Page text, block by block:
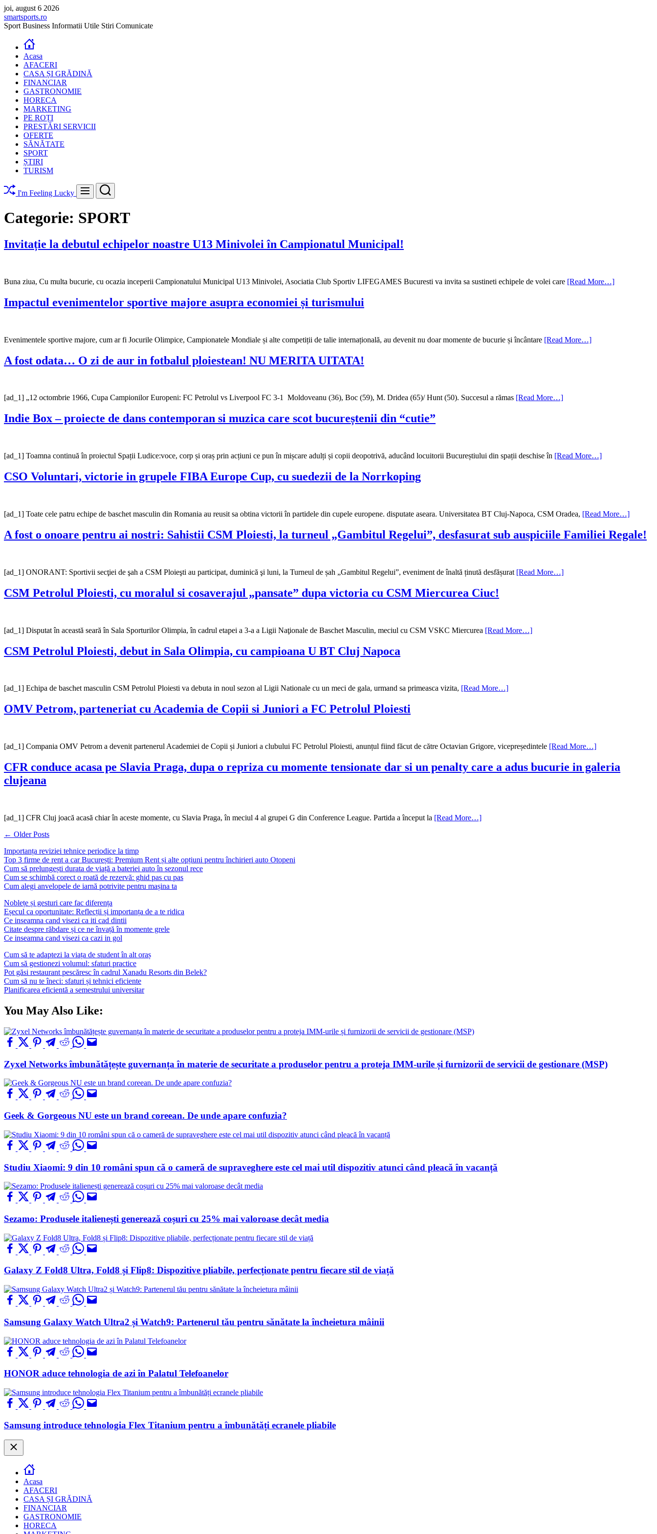
Skip
to
content
joi, august 6 2026
smartsports.ro
Sport Business Informatii Utile Stiri Comunicate
Acasa
AFACERI
CASA ȘI GRĂDINĂ
FINANCIAR
GASTRONOMIE
HORECA
MARKETING
PE ROȚI
PRESTĂRI SERVICII
OFERTE
SĂNĂTATE
SPORT
ȘTIRI
TURISM
I'm Feeling Lucky Menu Search
Categorie: SPORT
Invitație la debutul echipelor noastre U13 Minivolei în Campionatul Municipal!
Buna ziua, Cu multa bucurie, cu ocazia inceperii Campionatului Municipal U13 Minivolei, Asociatia Club Sportiv LIFEGAMES Bucuresti va invita sa sustineti echipele de volei care [Read More…]
Impactul evenimentelor sportive majore asupra economiei și turismului
Evenimentele sportive majore, cum ar fi Jocurile Olimpice, Campionatele Mondiale și alte competiții de talie internațională, au devenit nu doar momente de bucurie și încântare [Read More…]
A fost odata… O zi de aur in fotbalul ploiestean! NU MERITA UITATA!
[ad_1] „12 octombrie 1966, Cupa Campionilor Europeni: FC Petrolul vs Liverpool FC 3-1 Moldoveanu (36), Boc (59), M. Dridea (65)/ Hunt (50). Succesul a rămas [Read More…]
Indie Box – proiecte de dans contemporan si muzica care scot bucureștenii din “cutie”
[ad_1] Toamna continuă în proiectul Spații Ludice:voce, corp și oraș prin acțiuni ce pun în mișcare adulți și copii deopotrivă, aducând locuitorii Bucureștiului din spații deschise în [Read More…]
CSO Voluntari, victorie in grupele FIBA Europe Cup, cu suedezii de la Norrkoping
[ad_1] Toate cele patru echipe de baschet masculin din Romania au reusit sa obtina victorii în partidele din cupele europene. disputate aseara. Universitatea BT Cluj-Napoca, CSM Oradea, [Read More…]
A fost o onoare pentru ai nostri: Sahistii CSM Ploiesti, la turneul „Gambitul Regelui”, desfasurat sub auspiciile Familiei Regale!
[ad_1] ONORANT: Sportivii secţiei de şah a CSM Ploieşti au participat, duminică şi luni, la Turneul de șah „Gambitul Regelui”, eveniment de înaltă ținută desfășurat [Read More…]
CSM Petrolul Ploiesti, cu moralul si cosaverajul „pansate” dupa victoria cu CSM Miercurea Ciuc!
[ad_1] Disputat în această seară în Sala Sporturilor Olimpia, în cadrul etapei a 3-a a Ligii Naţionale de Baschet Masculin, meciul cu CSM VSKC Miercurea [Read More…]
CSM Petrolul Ploiesti, debut in Sala Olimpia, cu campioana U BT Cluj Napoca
[ad_1] Echipa de baschet masculin CSM Petrolul Ploiesti va debuta in noul sezon al Ligii Nationale cu un meci de gala, urmand sa primeasca vizita, [Read More…]
OMV Petrom, parteneriat cu Academia de Copii si Juniori a FC Petrolul Ploiesti
[ad_1] Compania OMV Petrom a devenit partenerul Academiei de Copii și Juniori a clubului FC Petrolul Ploiesti, anunțul fiind făcut de către Octavian Grigore, vicepreședintele [Read More…]
CFR conduce acasa pe Slavia Praga, dupa o repriza cu momente tensionate dar si un penalty care a adus bucurie in galeria
clujeana
[ad_1] CFR Cluj joacă acasă chiar în aceste momente, cu Slavia Praga, în meciul 4 al grupei G din Conference League. Partida a început la [Read More…]
Navigare
în
articole
← Older Posts
Importanța reviziei tehnice periodice la timp
Top 3 firme de rent a car București: Premium Rent și alte opțiuni pentru închirieri auto Otopeni
Cum să prelungești durata de viață a bateriei auto în sezonul rece
Cum se schimbă corect o roată de rezervă: ghid pas cu pas
Cum alegi anvelopele de iarnă potrivite pentru mașina ta
Noblețe și gesturi care fac diferența
Eșecul ca oportunitate: Reflecții și importanța de a te ridica
Ce inseamna cand visezi ca iti cad dintii
Citate despre răbdare și ce ne învață în momente grele
Ce inseamna cand visezi ca cazi in gol
Cum să te adaptezi la viața de student în alt oraș
Cum să gestionezi volumul: sfaturi practice
Pot găsi restaurant pescăresc în cadrul Xanadu Resorts din Belek?
Cum să nu te îneci: sfaturi și tehnici eficiente
Planificarea eficientă a semestrului universitar
You May Also Like:
Zyxel Networks îmbunătățește guvernanța în materie de securitate a produselor pentru a proteja IMM-urile și furnizorii de servicii de gestionare (MSP)
Geek & Gorgeous NU este un brand coreean. De unde apare confuzia?
Studiu Xiaomi: 9 din 10 români spun că o cameră de supraveghere este cel mai util dispozitiv atunci când pleacă în vacanță
Sezamo: Produsele italienești generează coșuri cu 25% mai valoroase decât media
Galaxy Z Fold8 Ultra, Fold8 și Flip8: Dispozitive pliabile, perfecționate pentru fiecare stil de viață
Samsung Galaxy Watch Ultra2 și Watch9: Partenerul tău pentru sănătate la încheietura mâinii
HONOR aduce tehnologia de azi în Palatul Telefoanelor
Samsung introduce tehnologia Flex Titanium pentru a îmbunătăți ecranele pliabile
Close
Acasa
AFACERI
CASA ȘI GRĂDINĂ
FINANCIAR
GASTRONOMIE
HORECA